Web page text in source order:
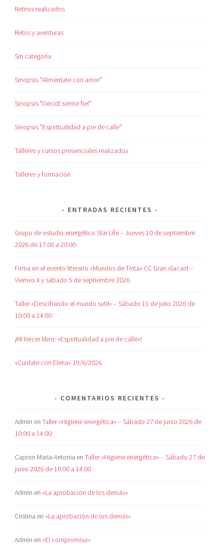
Retiros realizados
Retos y aventuras
Sin categoría
Sinopsis "Aliméntate con amor"
Sinopsis "Decidí serme fiel"
Sinopsis "Espiritualidad a pie de calle"
Talleres y cursos presenciales realizados
Talleres y formación
ENTRADAS RECIENTES
Grupo de estudio energético Star Life – Jueves 10 de septiembre
2026 de 17.00 a 20:00
Firma en el evento literario «Mundos de Tinta» CC Gran Alacant –
Viernes 4 y sábado 5 de septiembre 2026
Taller «Descifrando el mundo sutil» – Sábado 11 de julio 2026 de
10:00 a 14:00
¡Mi tercer libro: «Espiritualidad a pie de calle»!
«Cuídate con Elena» 19/6/2026
COMENTARIOS RECIENTES
Admin enTaller «Higiene energética» – Sábado 27 de junio 2026 de
10:00 a 14:00
Capron Maria-Antonia enTaller «Higiene energética» – Sábado 27 de
junio 2026 de 10:00 a 14:00
Admin en «La aprobación de los demás»
Cristina en «La aprobación de los demás»
Admin en «El compromiso»